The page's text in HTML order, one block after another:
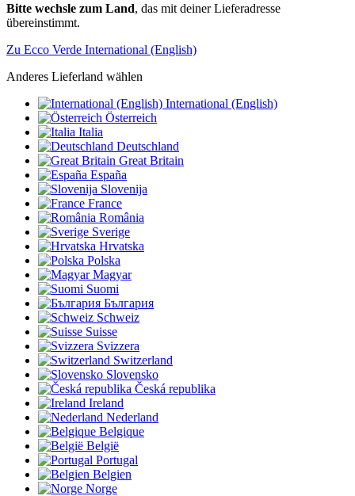
Bitte wechsle zum Land, das mit deiner Lieferadresse
übereinstimmt.
Zu Ecco Verde International (English)
Anderes Lieferland wählen
International (English)
Österreich
Italia
Deutschland
Great Britain
España
Slovenija
France
România
Sverige
Hrvatska
Polska
Magyar
Suomi
България
Schweiz
Suisse
Svizzera
Switzerland
Slovensko
Česká republika
Ireland
Nederland
Belgique
België
Portugal
Belgien
Norge